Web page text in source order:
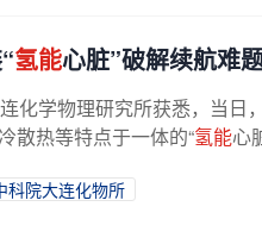
氢能心脏”破解续航难
化学物理研究所获悉，当日
散热等特点于一体的“氢能心
科院大连化物所